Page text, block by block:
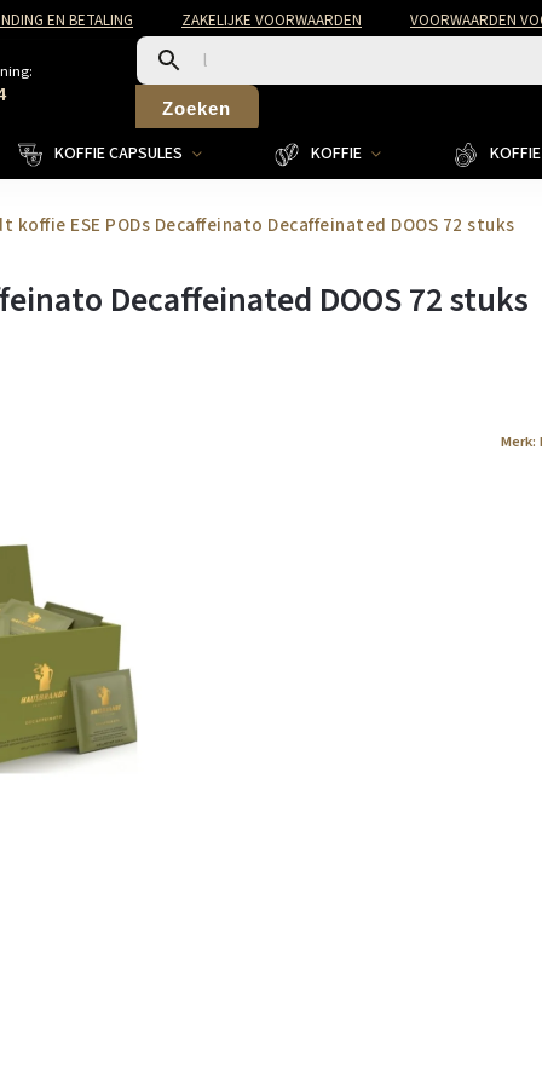
EN BETALING ZAKELIJKE VOORWAARDEN VOORWAARDEN
Zoeken
KOFFIE CAPSULES KOFFIE
koffie ESE PODs Decaffeinato Decaffeinated DOOS 72 stuks
Decaffeinated DOOS 72 stuks
Merk: